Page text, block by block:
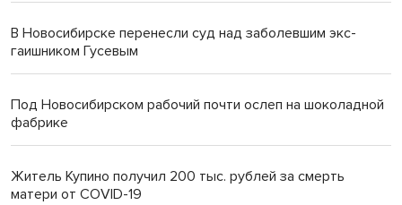
В Новосибирске перенесли суд над заболевшим экс-
гаишником Гусевым
Под Новосибирском рабочий почти ослеп на шоколадной
фабрике
Житель Купино получил 200 тыс. рублей за смерть
матери от COVID-19